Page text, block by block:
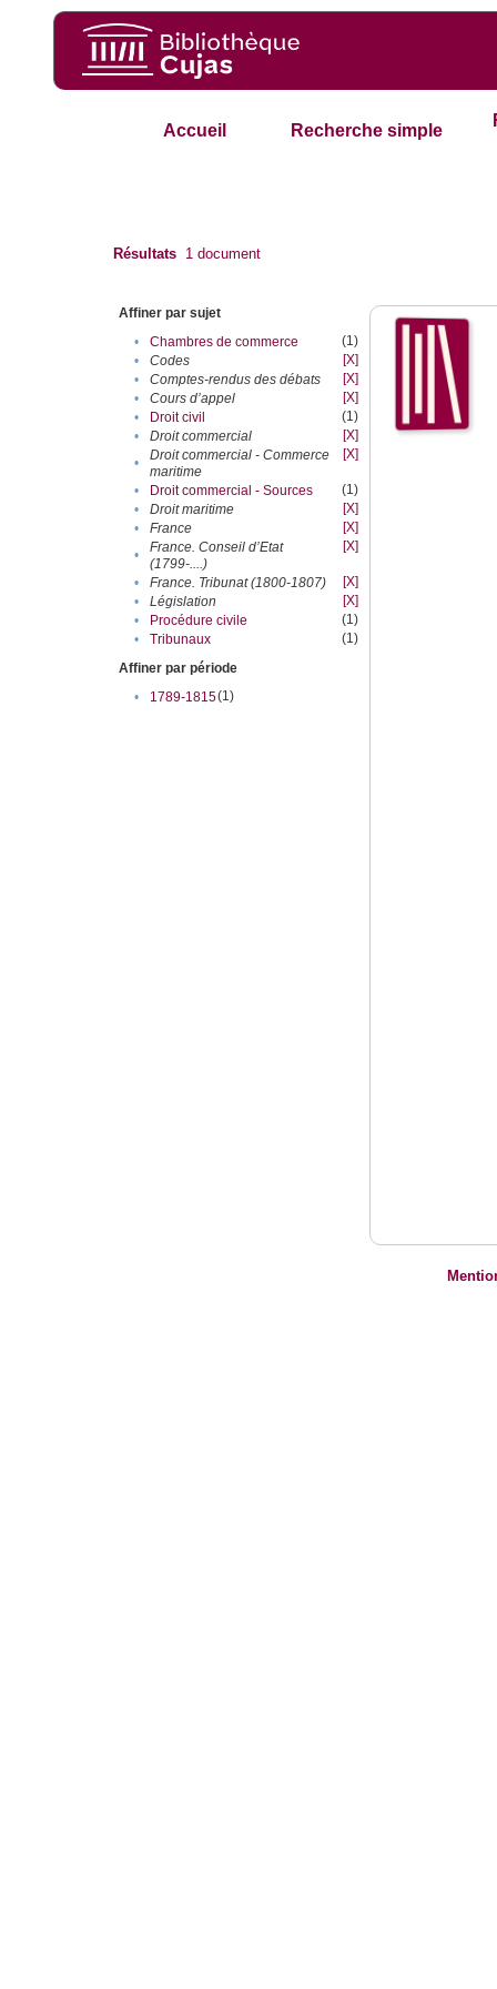
Accueil Recherche simple
Résultats 1 document
Affiner par sujet
•
Chambres de commerce
(1)
•
Codes
[X]
•
Comptes-rendus des débats
[X]
•
Cours d’appel
[X]
•
Droit civil
(1)
•
Droit commercial
[X]
•
Droit commercial - Commerce
maritime
[X]
• Droit commercial - Sources
(1)
•
Droit maritime
[X]
•
France
[X]
•
France. Conseil d’Etat
(1799-....)
[X]
• France. Tribunat (1800-1807)
[X]
•
Législation
[X]
•
Procédure civile
(1)
•
Tribunaux
(1)
Affiner par période
•
1789-1815(1)